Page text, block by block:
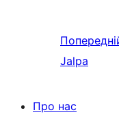
Jalpa
Про нас